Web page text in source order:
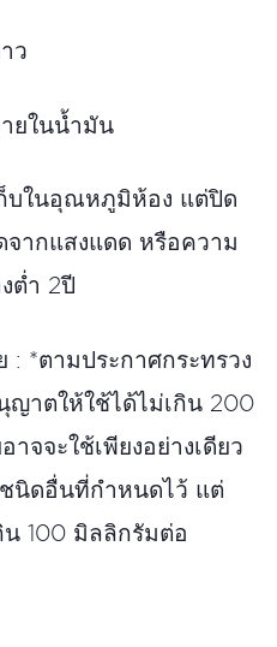
ว
ยในน้ำมัน
บในอุณหภูมิห้อง แต่ปิด
ากแสงแดด หรือความ
ต่ำ 2ปี
: *ตามประกาศกระทรวง
ญาตให้ใช้ได้ไม่เกิน 200
จจะใช้เพียงอย่างเดียว
นิดอื่นที่กำหนดไว้ แต่
น 100 มิลลิกรัมต่อ